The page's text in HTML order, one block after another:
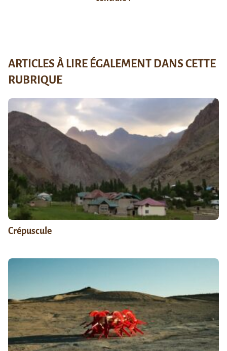
ARTICLES À LIRE ÉGALEMENT DANS CETTE
RUBRIQUE
Crépuscule